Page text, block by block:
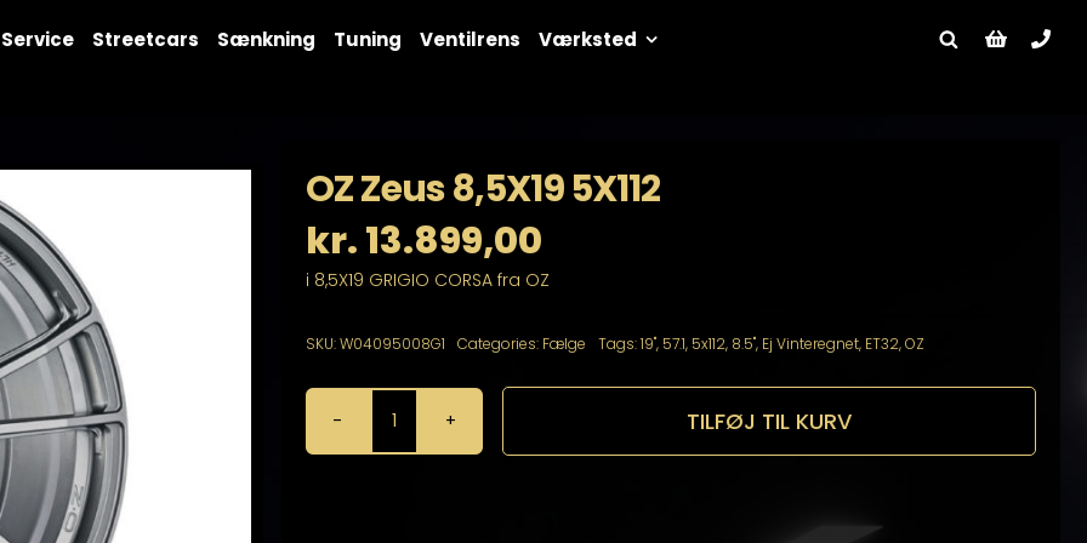
Service Streetcars Sænkning Tuning Ventilrens Værksted
OZ Zeus 8,5X19 5X112
kr.13.899,00
i 8,5X19 GRIGIO CORSA fra OZ
SKU:W04095008G1 Categories: Fælge Tags:19", 57.1, 5x112, 8.5", Ej Vinteregnet, ET32,OZ
OZ
Zeus
TILFØJ TIL KURV